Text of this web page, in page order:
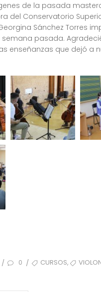
de la pasada
del Conservatorio
Sánchez Torres
pasada.
enseñanzas que dejó a
/ 0 / TAGSCURSOS,